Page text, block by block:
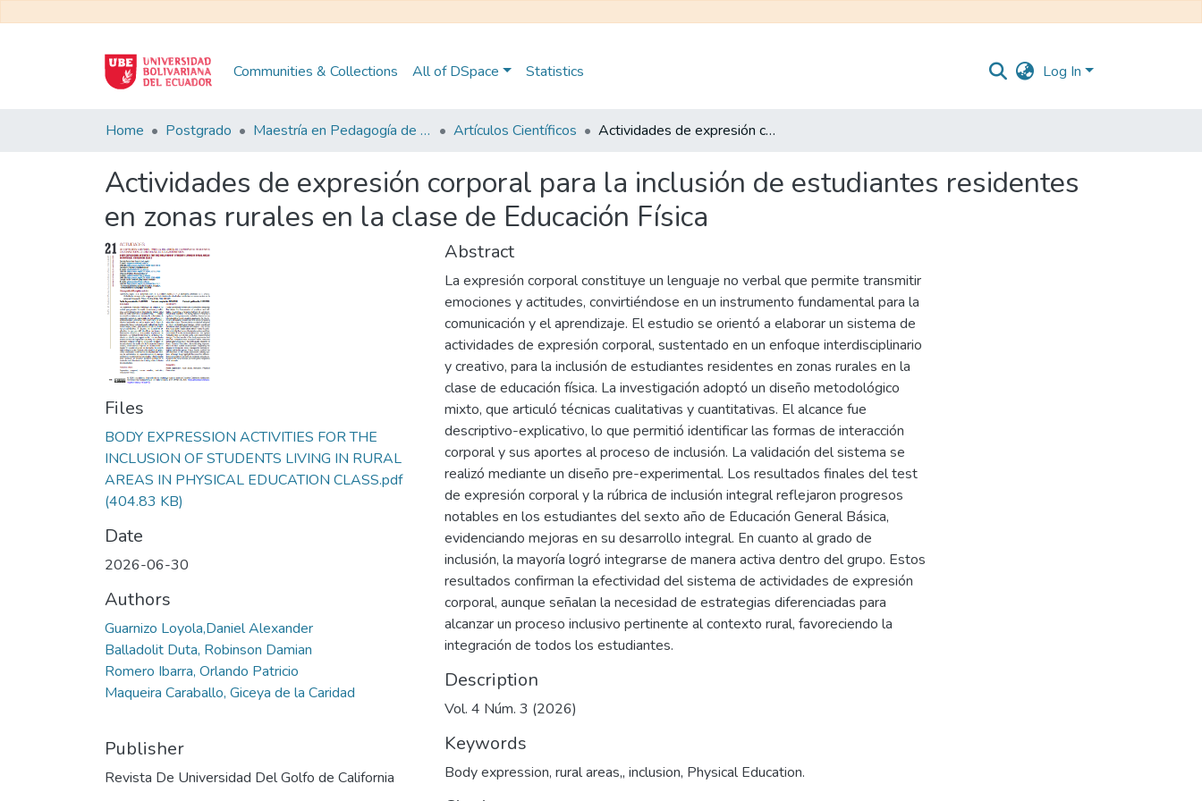
Communities & Collections All of DSpace Statistics Log In
Home Postgrado Maestría en Pedagogía de la Cultura Física - Mención en Educación Física Inclusiva Artículos Científicos Actividades de expresión corporal para la inclusión de estudiantes residentes en zonas rurales en la clase de Educación Física
Actividades de expresión corporal para la inclusión de estudiantes residentes
en zonas rurales en la clase de Educación Física
Files
BODY EXPRESSION ACTIVITIES FOR THE
INCLUSION OF STUDENTS LIVING IN RURAL
AREAS IN PHYSICAL EDUCATION CLASS.pdf
(404.83 KB)
Date
2026-06-30
Authors
Guarnizo Loyola,Daniel Alexander
Balladolit Duta, Robinson Damian
Romero Ibarra, Orlando Patricio
Maqueira Caraballo, Giceya de la Caridad
Publisher
Revista De Universidad Del Golfo de California
Abstract
La expresión corporal constituye un lenguaje no verbal que permite transmitir
emociones y actitudes, convirtiéndose en un instrumento fundamental para la
comunicación y el aprendizaje. El estudio se orientó a elaborar un sistema de
actividades de expresión corporal, sustentado en un enfoque interdisciplinario
y creativo, para la inclusión de estudiantes residentes en zonas rurales en la
clase de educación física. La investigación adoptó un diseño metodológico
mixto, que articuló técnicas cualitativas y cuantitativas. El alcance fue
descriptivo-explicativo, lo que permitió identificar las formas de interacción
corporal y sus aportes al proceso de inclusión. La validación del sistema se
realizó mediante un diseño pre-experimental. Los resultados finales del test
de expresión corporal y la rúbrica de inclusión integral reflejaron progresos
notables en los estudiantes del sexto año de Educación General Básica,
evidenciando mejoras en su desarrollo integral. En cuanto al grado de
inclusión, la mayoría logró integrarse de manera activa dentro del grupo. Estos
resultados confirman la efectividad del sistema de actividades de expresión
corporal, aunque señalan la necesidad de estrategias diferenciadas para
alcanzar un proceso inclusivo pertinente al contexto rural, favoreciendo la
integración de todos los estudiantes.
Description
Vol. 4 Núm. 3 (2026)
Keywords
Body expression, rural areas,, inclusion, Physical Education.